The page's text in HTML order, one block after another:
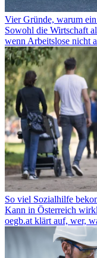
Vier Gründe, warum
Sowohl die Wirtschaft
wenn Arbeitslose nicht
So viel Sozialhilfe
Kann in Österreich
oegb.at klärt auf, wer,